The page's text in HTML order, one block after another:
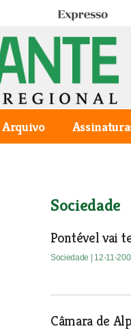
Expresso
Arquivo
Sociedade
Pontével vai
Sociedade | 12-11-
Câmara de